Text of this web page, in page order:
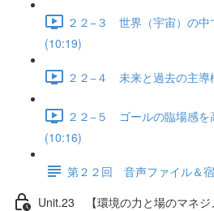
２２−３ 世界（宇宙）の中
(10:19)
２２−４ 未来と過去の主導
２２−５ ゴールの臨場感を
(10:16)
第２２回 音声ファイル＆
Unit.23 【環境の力と場のマネジ